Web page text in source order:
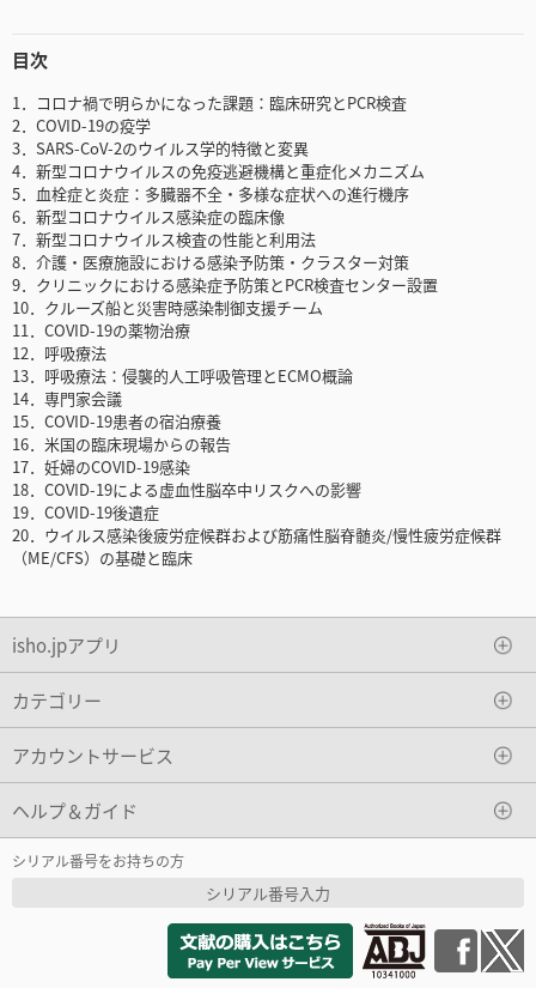
目次
1．コロナ禍で明らかになった課題：臨床研究とPCR検査
2．COVID-19の疫学
3．SARS-CoV-2のウイルス学的特徴と変異
4．新型コロナウイルスの免疫逃避機構と重症化メカニズム
5．血栓症と炎症：多臓器不全・多様な症状への進行機序
6．新型コロナウイルス感染症の臨床像
7．新型コロナウイルス検査の性能と利用法
8．介護・医療施設における感染予防策・クラスター対策
9．クリニックにおける感染症予防策とPCR検査センター設置
10．クルーズ船と災害時感染制御支援チーム
11．COVID-19の薬物治療
12．呼吸療法
13．呼吸療法：侵襲的人工呼吸管理とECMO概論
14．専門家会議
15．COVID-19患者の宿泊療養
16．米国の臨床現場からの報告
17．妊婦のCOVID-19感染
18．COVID-19による虚血性脳卒中リスクへの影響
19．COVID-19後遺症
20．ウイルス感染後疲労症候群および筋痛性脳脊髄炎/慢性疲労症候群
（ME/CFS）の基礎と臨床
isho.jpアプリ
カテゴリー
アカウントサービス
ヘルプ＆ガイド
シリアル番号をお持ちの方
シリアル番号入力